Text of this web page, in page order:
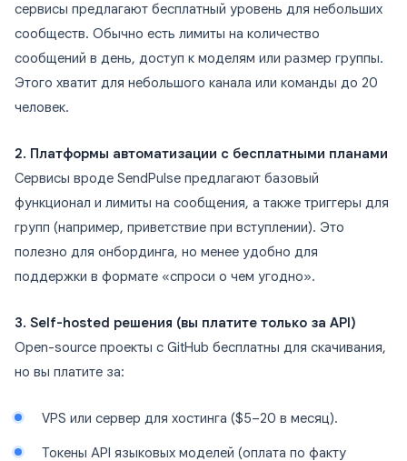
сервисы предлагают бесплатный уровень для небольших
сообществ. Обычно есть лимиты на количество
сообщений в день, доступ к моделям или размер группы.
Этого хватит для небольшого канала или команды до 20
человек.
2. Платформы автоматизации с бесплатными планами
Сервисы вроде SendPulse предлагают базовый
функционал и лимиты на сообщения, а также триггеры для
групп (например, приветствие при вступлении). Это
полезно для онбординга, но менее удобно для
поддержки в формате «спроси о чем угодно».
3. Self-hosted решения (вы платите только за API)
Open-source проекты с GitHub бесплатны для скачивания,
но вы платите за:
VPS или сервер для хостинга ($5–20 в месяц).
Токены API языковых моделей (оплата по факту